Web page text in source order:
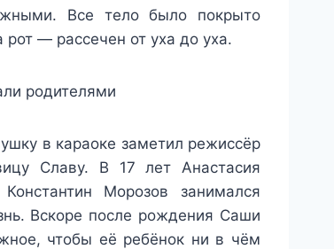
Все тело было покрыто
— рассечен от уха до уха.
родителями
в караоке заметил режиссёр
Славу. В 17 лет Анастасия
Морозов занимался
Вскоре после рождения Саши
чтобы её ребёнок ни в чём